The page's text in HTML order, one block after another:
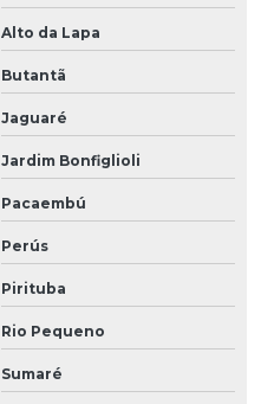
Alto da Lapa
Butantã
Jaguaré
Jardim Bonfiglioli
Pacaembú
Perús
Pirituba
Rio Pequeno
Sumaré